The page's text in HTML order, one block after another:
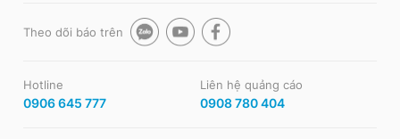
Theo dõi báo trên
Hotline
0906 645 777
Liên hệ quảng cáo
0908 780 404